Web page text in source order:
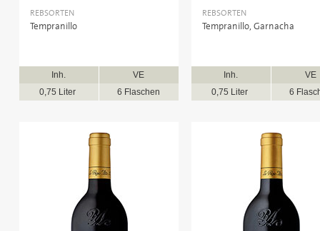
REBSORTEN
Tempranillo
Inh.
VE
0,75 Liter
6 Flaschen
REBSORTEN
Tempranillo, Garnacha
Inh.
VE
0,75 Liter
6